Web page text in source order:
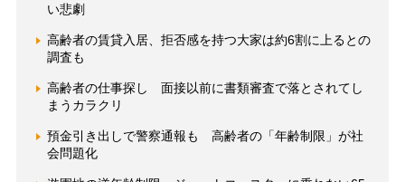
い悲劇
高齢者の賃貸入居、拒否感を持つ大家は約6割に上るとの
調査も
高齢者の仕事探し 面接以前に書類審査で落とされてし
まうカラクリ
預金引き出しで警察通報も 高齢者の「年齢制限」が社
会問題化